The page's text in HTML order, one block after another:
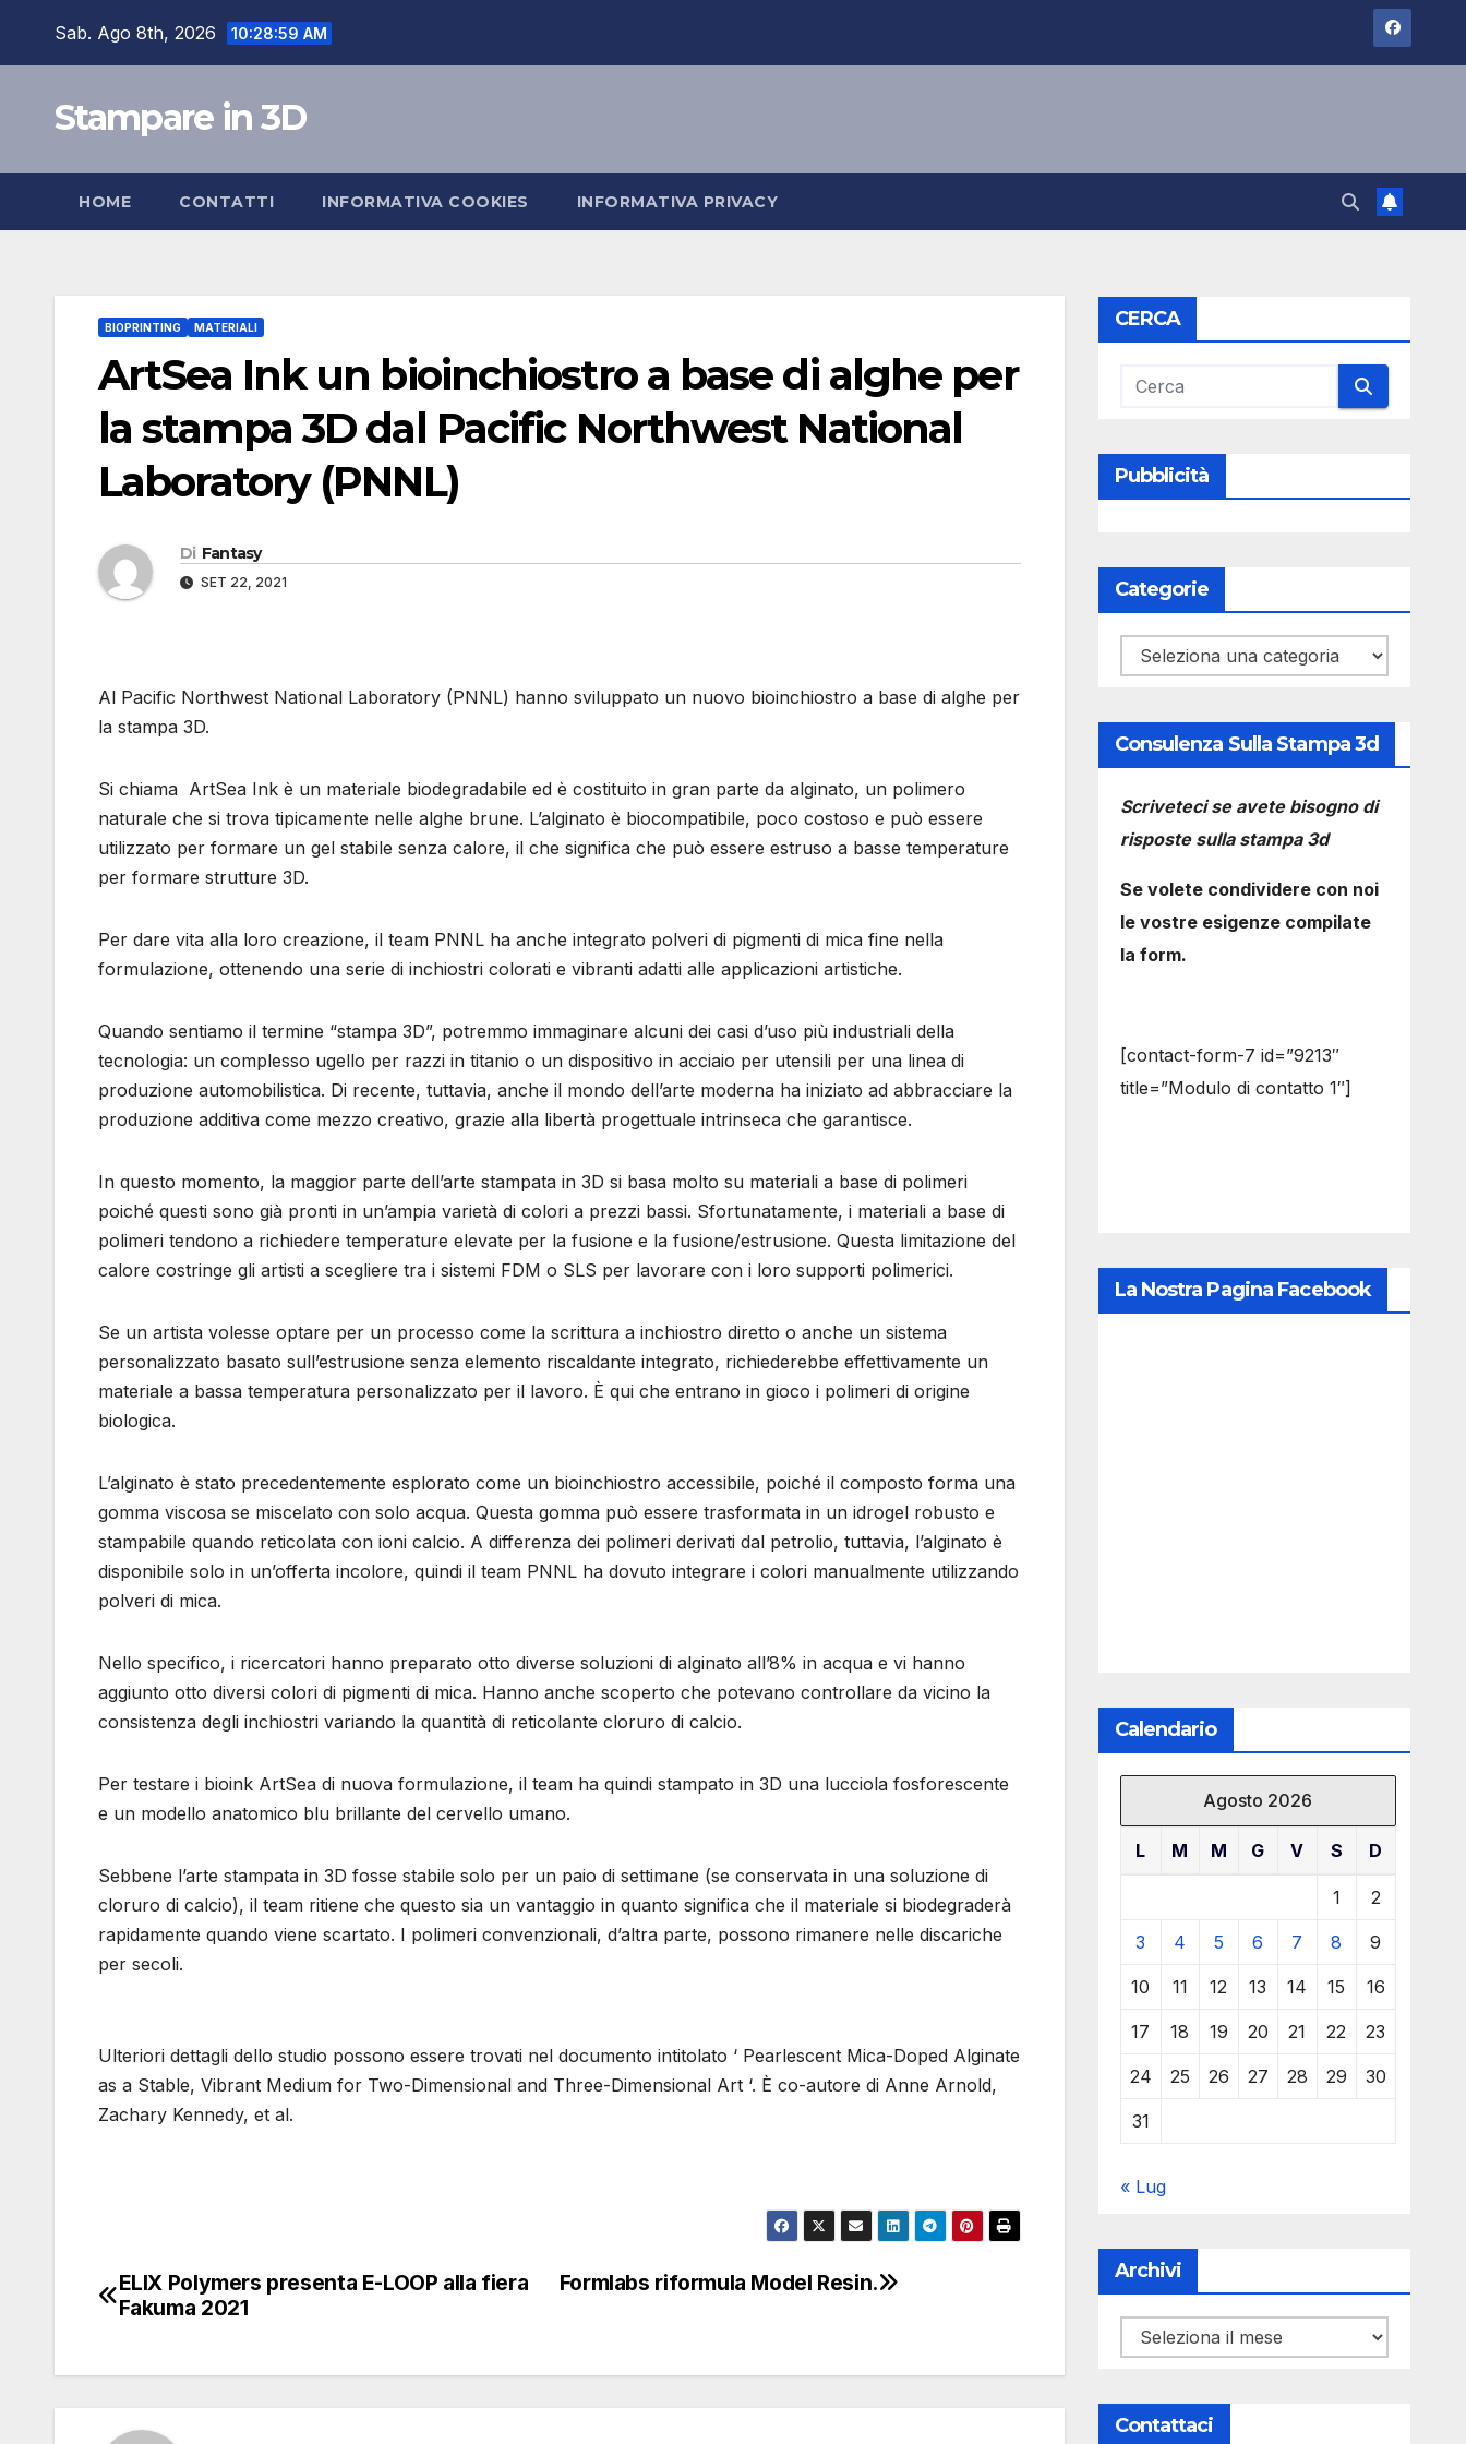
Sab. Ago 8th, 2026 10:29:00 AM
Stampare in 3D
HOME CONTATTI INFORMATIVA COOKIES INFORMATIVA PRIVACY
BIOPRINTING MATERIALI
ArtSea Ink un bioinchiostro a base di alghe per
la stampa 3D dal Pacific Northwest National
Laboratory (PNNL)
Di Fantasy
SET 22, 2021
Al Pacific Northwest National Laboratory (PNNL) hanno sviluppato un nuovo bioinchiostro a base di alghe per
la stampa 3D.
Si chiama ArtSea Ink è un materiale biodegradabile ed è costituito in gran parte da alginato, un polimero
naturale che si trova tipicamente nelle alghe brune. L’alginato è biocompatibile, poco costoso e può essere
utilizzato per formare un gel stabile senza calore, il che significa che può essere estruso a basse temperature
per formare strutture 3D.
Per dare vita alla loro creazione, il team PNNL ha anche integrato polveri di pigmenti di mica fine nella
formulazione, ottenendo una serie di inchiostri colorati e vibranti adatti alle applicazioni artistiche.
Quando sentiamo il termine “stampa 3D”, potremmo immaginare alcuni dei casi d’uso più industriali della
tecnologia: un complesso ugello per razzi in titanio o un dispositivo in acciaio per utensili per una linea di
produzione automobilistica. Di recente, tuttavia, anche il mondo dell’arte moderna ha iniziato ad abbracciare la
produzione additiva come mezzo creativo, grazie alla libertà progettuale intrinseca che garantisce.
In questo momento, la maggior parte dell’arte stampata in 3D si basa molto su materiali a base di polimeri
poiché questi sono già pronti in un’ampia varietà di colori a prezzi bassi. Sfortunatamente, i materiali a base di
polimeri tendono a richiedere temperature elevate per la fusione e la fusione/estrusione. Questa limitazione del
calore costringe gli artisti a scegliere tra i sistemi FDM o SLS per lavorare con i loro supporti polimerici.
Se un artista volesse optare per un processo come la scrittura a inchiostro diretto o anche un sistema
personalizzato basato sull’estrusione senza elemento riscaldante integrato, richiederebbe effettivamente un
materiale a bassa temperatura personalizzato per il lavoro. È qui che entrano in gioco i polimeri di origine
biologica.
L’alginato è stato precedentemente esplorato come un bioinchiostro accessibile, poiché il composto forma una
gomma viscosa se miscelato con solo acqua. Questa gomma può essere trasformata in un idrogel robusto e
stampabile quando reticolata con ioni calcio. A differenza dei polimeri derivati ​​dal petrolio, tuttavia, l’alginato è
disponibile solo in un’offerta incolore, quindi il team PNNL ha dovuto integrare i colori manualmente utilizzando
polveri di mica.
Nello specifico, i ricercatori hanno preparato otto diverse soluzioni di alginato all’8% in acqua e vi hanno
aggiunto otto diversi colori di pigmenti di mica. Hanno anche scoperto che potevano controllare da vicino la
consistenza degli inchiostri variando la quantità di reticolante cloruro di calcio.
Per testare i bioink ArtSea di nuova formulazione, il team ha quindi stampato in 3D una lucciola fosforescente
e un modello anatomico blu brillante del cervello umano.
Sebbene l’arte stampata in 3D fosse stabile solo per un paio di settimane (se conservata in una soluzione di
cloruro di calcio), il team ritiene che questo sia un vantaggio in quanto significa che il materiale si biodegraderà
rapidamente quando viene scartato. I polimeri convenzionali, d’altra parte, possono rimanere nelle discariche
per secoli.
Ulteriori dettagli dello studio possono essere trovati nel documento intitolato ‘ Pearlescent Mica-Doped Alginate
as a Stable, Vibrant Medium for Two-Dimensional and Three-Dimensional Art ‘. È co-autore di Anne Arnold,
Zachary Kennedy, et al.
Navigazione
Formlabs riformula Model Resin.
ELIX Polymers presenta E-LOOP alla fiera
Fakuma 2021
CERCA
Pubblicità
Categorie
Categorie
Consulenza Sulla Stampa 3d
Scriveteci se avete bisogno di
risposte sulla stampa 3d
Se volete condividere con noi
le vostre esigenze compilate
la form.
[contact-form-7 id=”9213″
title=”Modulo di contatto 1″]
La Nostra Pagina Facebook
Calendario
Agosto 2026
L M M G V S D
1 2
3 4 5 6 7 8 9
10 11 12 13 14 15 16
17 18 19 20 21 22 23
24 25 26 27 28 29 30
31
« Lug
Archivi
Archivi
Contattaci